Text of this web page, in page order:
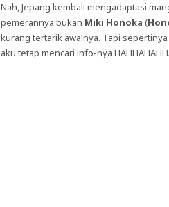
Nah, Jepang kembali mengadaptasi
pemerannya bukan Miki Honoka (
kurang tertarik awalnya. Tapi
aku tetap mencari info-nya